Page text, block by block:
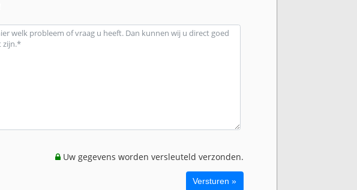
Uw gegevens worden versleuteld verzonden.